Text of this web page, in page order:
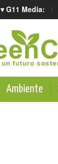
▾ G11 Media: |
Ambiente